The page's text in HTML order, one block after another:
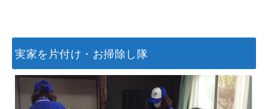
実家を片付け・お掃除し隊